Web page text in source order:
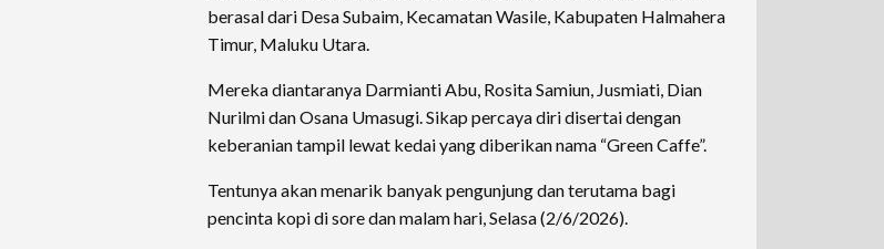
berasal dari Desa Subaim, Kecamatan Wasile, Kabupaten Halmahera
Timur, Maluku Utara.
Mereka diantaranya Darmianti Abu, Rosita Samiun, Jusmiati, Dian
Nurilmi dan Osana Umasugi. Sikap percaya diri disertai dengan
keberanian tampil lewat kedai yang diberikan nama “Green Caffe”.
Tentunya akan menarik banyak pengunjung dan terutama bagi
pencinta kopi di sore dan malam hari, Selasa (2/6/2026).